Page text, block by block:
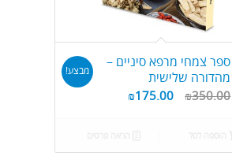
ספר צמחי מרפא סיניים –
מהדורה שלישית
₪350.00
₪175.00
מבצע!